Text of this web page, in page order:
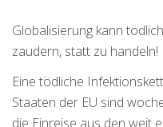
Globalisierung kann
zaudern, statt zu handeln!
Eine tödliche
Staaten der EU sind
die Einreise aus den weit